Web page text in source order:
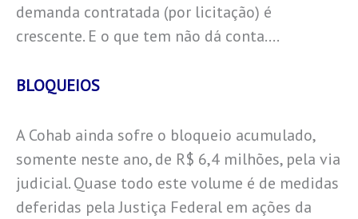
demanda contratada (por licitação) é
crescente. E o que tem não dá conta….
BLOQUEIOS
A Cohab ainda sofre o bloqueio acumulado,
somente neste ano, de R$ 6,4 milhões, pela via
judicial. Quase todo este volume é de medidas
deferidas pela Justiça Federal em ações da